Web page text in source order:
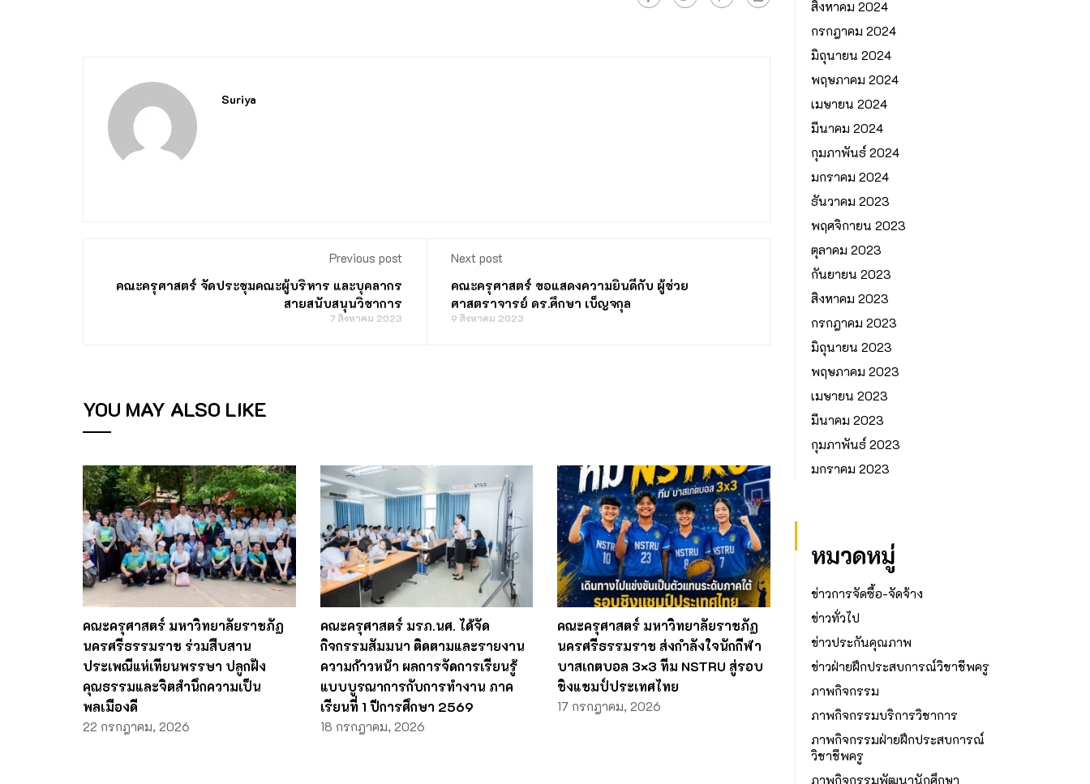
Suriya
Previous post
คณะครุศาสตร์ จัดประชุมคณะผู้บริหาร และบุคลากร
สายสนับสนุนวิชาการ
7 สิงหาคม 2023
Next post
คณะครุศาสตร์ ขอแสดงความยินดีกับ ผู้ช่วย
ศาสตราจารย์ ดร.ศึกษา เบ็ญจกุล
9 สิงหาคม 2023
YOU MAY ALSO LIKE
คณะครุศาสตร์ มหาวิทยาลัยราชภัฏ
นครศรีธรรมราช ร่วมสืบสาน
ประเพณีแห่เทียนพรรษา ปลูกฝัง
คุณธรรมและจิตสำนึกความเป็น
พลเมืองดี
22 กรกฎาคม, 2026
คณะครุศาสตร์ มรภ.นศ. ได้จัด
กิจกรรมสัมมนา ติดตามและรายงาน
ความก้าวหน้า ผลการจัดการเรียนรู้
แบบบูรณาการกับการทำงาน ภาค
เรียนที่ 1 ปีการศึกษา 2569
18 กรกฎาคม, 2026
คณะครุศาสตร์ มหาวิทยาลัยราชภัฏ
นครศรีธรรมราช ส่งกำลังใจนักกีฬา
บาสเกตบอล 3×3 ทีม NSTRU สู่รอบ
ชิงแชมป์ประเทศไทย
17 กรกฎาคม, 2026
สิงหาคม 2024
กรกฎาคม 2024
มิถุนายน 2024
พฤษภาคม 2024
เมษายน 2024
มีนาคม 2024
กุมภาพันธ์ 2024
มกราคม 2024
ธันวาคม 2023
พฤศจิกายน 2023
ตุลาคม 2023
กันยายน 2023
สิงหาคม 2023
กรกฎาคม 2023
มิถุนายน 2023
พฤษภาคม 2023
เมษายน 2023
มีนาคม 2023
กุมภาพันธ์ 2023
มกราคม 2023
หมวดหมู่
ข่าวการจัดซื้อ-จัดจ้าง
ข่าวทั่วไป
ข่าวประกันคุณภาพ
ข่าวฝ่ายฝึกประสบการณ์วิชาชีพครู
ภาพกิจกรรม
ภาพกิจกรรมบริการวิชาการ
ภาพกิจกรรมฝ่ายฝึกประสบการณ์
วิชาชีพครู
ภาพกิจกรรมพัฒนานักศึกษา